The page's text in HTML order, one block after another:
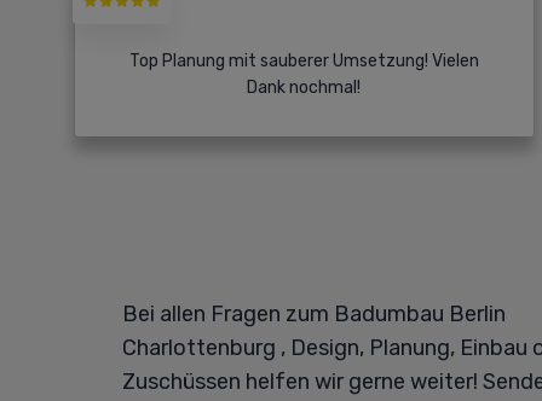
Top Planung mit sauberer Umsetzung! Vielen
Dank nochmal!
Bei allen Fragen zum Badumbau Berlin
Charlottenburg , Design, Planung, Einbau
Zuschüssen helfen wir gerne weiter!